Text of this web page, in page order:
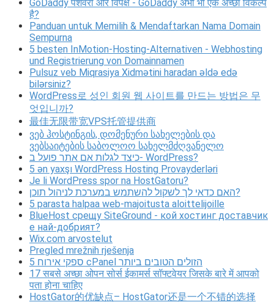
GoDaddy पेशेवरों और विपक्ष - GoDaddy अभी भी एक अच्छा विकल्प
है?
Panduan untuk Memilih & Mendaftarkan Nama Domain
Sempurna
5 besten InMotion-Hosting-Alternativen - Webhosting
und Registrierung von Domainnamen
Pulsuz veb Miqrasiya Xidmətini haradan əldə edə
bilərsiniz?
WordPress로 성인 회원 웹 사이트를 만드는 방법은 무
엇입니까?
最佳无限带宽VPS托管提供商
ვებ ჰოსტინგის, დომენური სახელების და
ვებსაიტების საბოლოო სახელმძღვანელო
כיצד לגלות אם אתר פועל ב- WordPress?
5 ən yaxşı WordPress Hosting Provayderləri
Je li WordPress spor na HostGatoru?
האם כדאי לך לשקול להשתמש במערכת לניהול תוכן?
5 parasta halpaa web-majoitusta aloittelijoille
BlueHost срещу SiteGround - кой хостинг доставчик
е най-добрият?
Wix.com arvostelut
Pregled mrežnih rješenja
5 ספקי אירוח cPanel הזולים הטובים ביותר
17 सबसे अच्छा ओपन सोर्स ईकामर्स सॉफ्टवेयर जिसके बारे में आपको
पता होना चाहिए
HostGator的优缺点– HostGator还是一个不错的选择